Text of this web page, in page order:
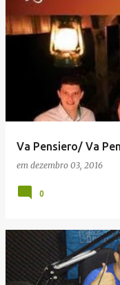
Va Pensiero/ Va
em dezembro 03, 2016
0